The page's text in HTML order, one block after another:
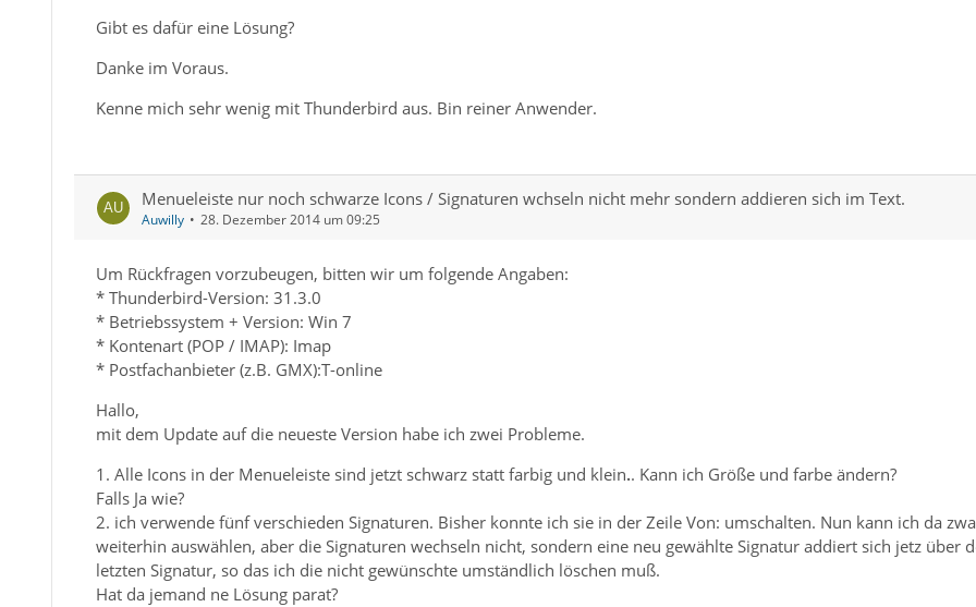
Gibt es dafür eine Lösung?
Danke im Voraus.
Kenne mich sehr wenig mit Thunderbird aus. Bin reiner Anwender.
Menueleiste nur noch schwarze Icons / Signaturen wchseln nicht mehr sondern addieren sich im Text.
Auwilly 28. Dezember 2014 um 09:25
Um Rückfragen vorzubeugen, bitten wir um folgende Angaben:
* Thunderbird-Version: 31.3.0
* Betriebssystem + Version: Win 7
* Kontenart (POP / IMAP): Imap
* Postfachanbieter (z.B. GMX):T-online
Hallo,
mit dem Update auf die neueste Version habe ich zwei Probleme.
1. Alle Icons in der Menueleiste sind jetzt schwarz statt farbig und klein.. Kann ich Größe und farbe ändern?
Falls Ja wie?
2. ich verwende fünf verschieden Signaturen. Bisher konnte ich sie in der Zeile Von: umschalten. Nun kann ich da
weiterhin auswählen, aber die Signaturen wechseln nicht, sondern eine neu gewählte Signatur addiert sich jetz über
letzten Signatur, so das ich die nicht gewünschte umständlich löschen muß.
Hat da jemand ne Lösung parat?